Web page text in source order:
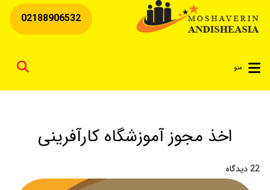
02188906532
منو
for:
اخذ مجوز آموزشگاه کارآفرینی
22دیدگاه